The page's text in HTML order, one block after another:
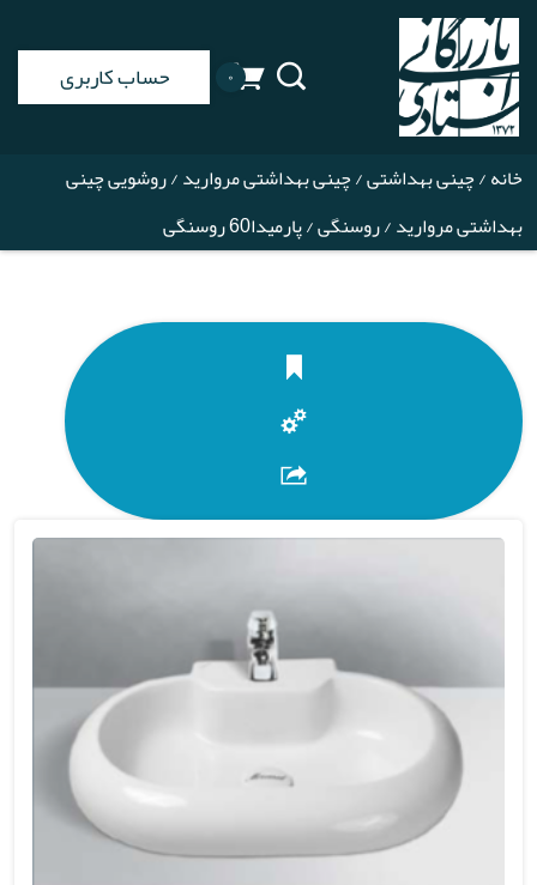
۰ حساب کاربری
خانه/چینی بهداشتی/چینی بهداشتی مروارید/روشویی چینی
بهداشتی مروارید/روسنگی/ پارمیدا60 روسنگی